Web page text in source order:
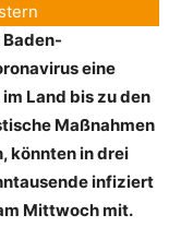
Baden-
eine
Land bis zu den
Maßnahmen
könnten in drei
infiziert
Mittwoch mit.